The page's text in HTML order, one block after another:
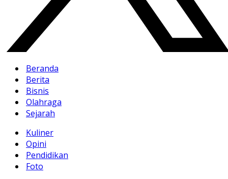
Beranda
Berita
Bisnis
Olahraga
Sejarah
Kuliner
Opini
Pendidikan
Foto